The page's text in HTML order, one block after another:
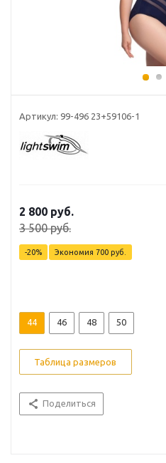
Артикул: 99-496 23+59106-1
2 800 руб.
3 500 руб.
-20% Экономия 700 руб.
44 46 48 50
Таблица размеров
Поделиться